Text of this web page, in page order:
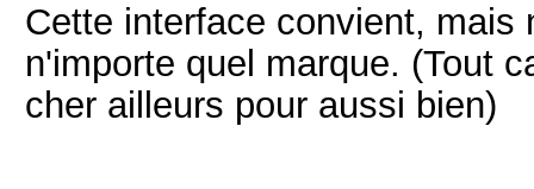
Cette interface convient, mais
n'importe quel marque. (Tout
cher ailleurs pour aussi bien)